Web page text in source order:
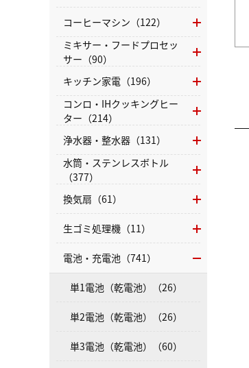
コーヒーマシン（122）
ミキサー・フードプロセッ
サー（90）
キッチン家電（196）
コンロ・IHクッキングヒー
ター（214）
浄水器・整水器（131）
水筒・ステンレスボトル
（377）
換気扇（61）
生ゴミ処理機（11）
電池・充電池（741）
単1電池（乾電池）（26）
単2電池（乾電池）（26）
単3電池（乾電池）（60）